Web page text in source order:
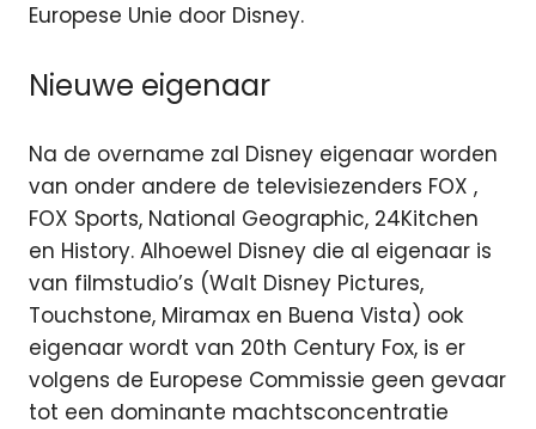
Europese Unie door Disney.
Nieuwe eigenaar
Na de overname zal Disney eigenaar worden
van onder andere de televisiezenders FOX ,
FOX Sports, National Geographic, 24Kitchen
en History. Alhoewel Disney die al eigenaar is
van filmstudio’s (Walt Disney Pictures,
Touchstone, Miramax en Buena Vista) ook
eigenaar wordt van 20th Century Fox, is er
volgens de Europese Commissie geen gevaar
tot een dominante machtsconcentratie